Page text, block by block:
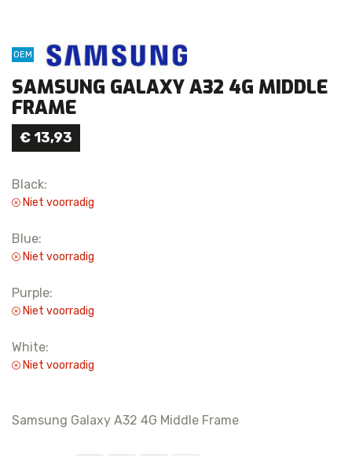
OEM
SAMSUNG GALAXY A32 4G MIDDLE
FRAME
€ 13,93
Black:
Niet voorradig
Blue:
Niet voorradig
Purple:
Niet voorradig
White:
Niet voorradig
Samsung Galaxy A32 4G Middle Frame